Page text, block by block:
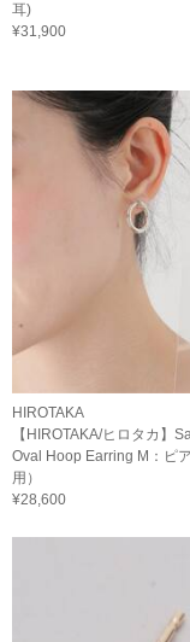
耳)
¥31,900
HIROTAKA
【HIROTAKA/ヒロタカ】
Oval Hoop Earring M：ピ
用）
¥28,600